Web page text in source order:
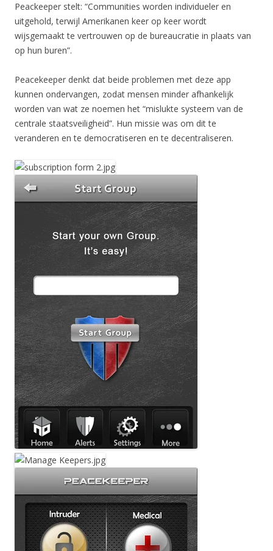
Peackeeper stelt: “Communities worden individueler en
uitgehold, terwijl Amerikanen keer op keer wordt
wijsgemaakt te vertrouwen op de bureaucratie in plaats van
op hun buren”.
Peacekeeper denkt dat beide problemen met deze app
kunnen ondervangen, zodat mensen minder afhankelijk
worden van wat ze noemen het “mislukte systeem van de
centrale staatsveiligheid”. Hun missie was om dit te
veranderen en te democratiseren en te decentraliseren.